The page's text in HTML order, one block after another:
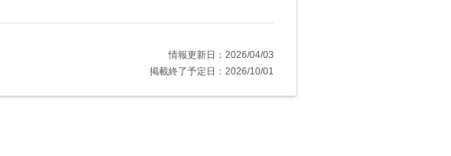
情報更新日：2026/04/03
掲載終了予定日：2026/10/01